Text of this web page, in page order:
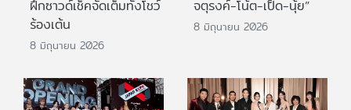
ฝึกซาวด์เช็คจัดเต็มทั้งโชว์
ร้องเต้น
8 มิถุนายน 2026
จตุรงค์-โน้ต-เป็ด-นุ้ย”
8 มิถุนายน 2026